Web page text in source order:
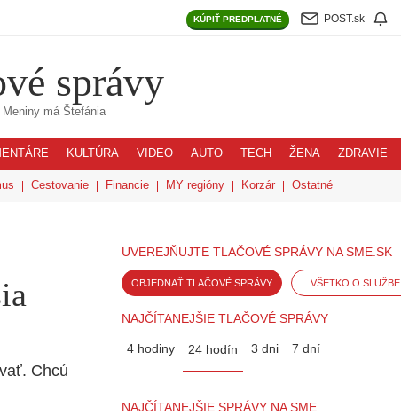
KÚPIŤ PREDPLATNÉ POST.sk
správy
| Meniny má Štefánia
KULTÚRA VIDEO AUTO TECH ŽENA ZDRAVIE
Cestovanie Financie MY regióny Korzár Ostatné
Chcú
UVEREJŇUJTE TLAČOVÉ SPRÁVY NA SME.SK
OBJEDNAŤ TLAČOVÉ SPRÁVY VŠETKO O SLUŽBE
NAJČÍTANEJŠIE TLAČOVÉ SPRÁVY
4 hodiny 24 hodín 3 dni 7 dní
NAJČÍTANEJŠIE SPRÁVY NA SME